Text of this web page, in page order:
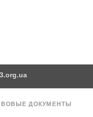
ДОКУМЕНТЫ